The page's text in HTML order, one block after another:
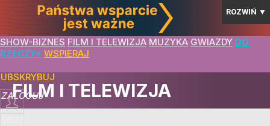
ROZWIŃ ▼
SHOW-BIZNES FILM I TELEWIZJA MUZYKA GWIAZDY DO
RZECZY+ WSPIERAJ
ZALOGUJ
FILM I TELEWIZJA